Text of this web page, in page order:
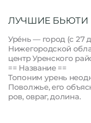
ЛУЧШИЕ БЬЮТИ
Уре́нь — город (с 27
Нижегородской
центр Уренского
== Название ==
Топоним урень
Поволжье, его
ров, овраг, долина.